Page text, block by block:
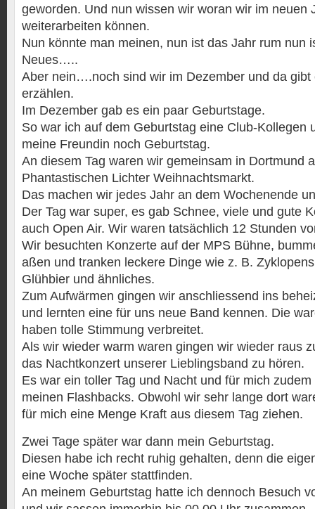
geworden. Und nun wissen wir woran wir im neuen
weiterarbeiten können.
Nun könnte man meinen, nun ist das Jahr rum nun
Neues…..
Aber nein….noch sind wir im Dezember und da gibt
erzählen.
Im Dezember gab es ein paar Geburtstage.
So war ich auf dem Geburtstag eine Club-Kollegen
meine Freundin noch Geburtstag.
An diesem Tag waren wir gemeinsam in Dortmund
Phantastischen Lichter Weihnachtsmarkt.
Das machen wir jedes Jahr an dem Wochenende
Der Tag war super, es gab Schnee, viele und gute
auch Open Air. Wir waren tatsächlich 12 Stunden
Wir besuchten Konzerte auf der MPS Bühne,
aßen und tranken leckere Dinge wie z. B.
Glühbier und ähnliches.
Zum Aufwärmen gingen wir anschliessend ins
und lernten eine für uns neue Band kennen. Die
haben tolle Stimmung verbreitet.
Als wir wieder warm waren gingen wir wieder raus
das Nachtkonzert unserer Lieblingsband zu hören.
Es war ein toller Tag und Nacht und für mich
meinen Flashbacks. Obwohl wir sehr lange dort
für mich eine Menge Kraft aus diesem Tag ziehen.
Zwei Tage später war dann mein Geburtstag.
Diesen habe ich recht ruhig gehalten, denn die
eine Woche später stattfinden.
An meinem Geburtstag hatte ich dennoch Besuch